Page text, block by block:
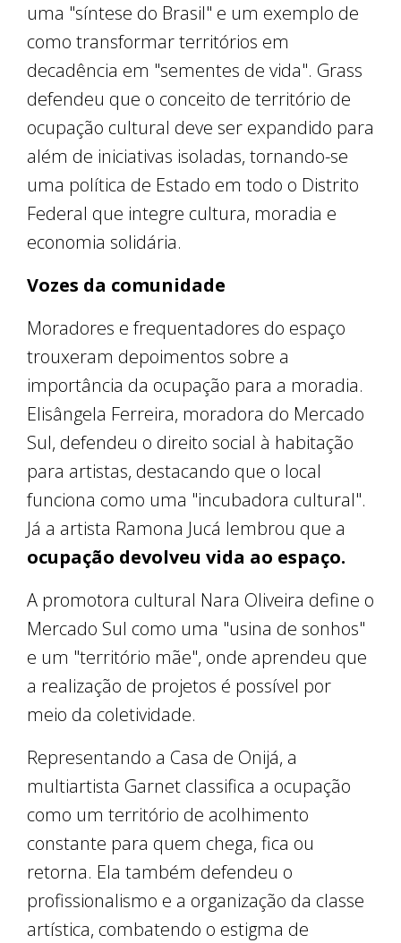
uma "síntese do Brasil" e um exemplo de
como transformar territórios em
decadência em "sementes de vida". Grass
defendeu que o conceito de território de
ocupação cultural deve ser expandido para
além de iniciativas isoladas, tornando-se
uma política de Estado em todo o Distrito
Federal que integre cultura, moradia e
economia solidária.
Vozes da comunidade
Moradores e frequentadores do espaço
trouxeram depoimentos sobre a
importância da ocupação para a moradia.
Elisângela Ferreira, moradora do Mercado
Sul, defendeu o direito social à habitação
para artistas, destacando que o local
funciona como uma "incubadora cultural".
Já a artista Ramona Jucá lembrou que a
ocupação devolveu vida ao espaço.
A promotora cultural Nara Oliveira define o
Mercado Sul como uma "usina de sonhos"
e um "território mãe", onde aprendeu que
a realização de projetos é possível por
meio da coletividade.
Representando a Casa de Onijá, a
multiartista Garnet classifica a ocupação
como um território de acolhimento
constante para quem chega, fica ou
retorna. Ela também defendeu o
profissionalismo e a organização da classe
artística, combatendo o estigma de